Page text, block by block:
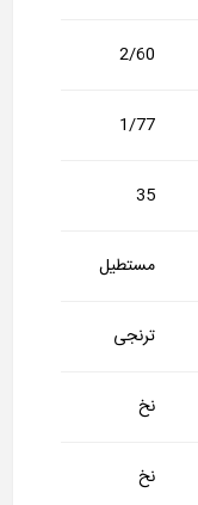
2/60
1/77
35
مستطیل
ترنجی
نخ
نخ